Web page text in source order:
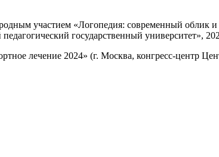
участием «Логопедия: современный облик
государственный университет»,
лечение 2024» (г. Москва, конгресс-центр